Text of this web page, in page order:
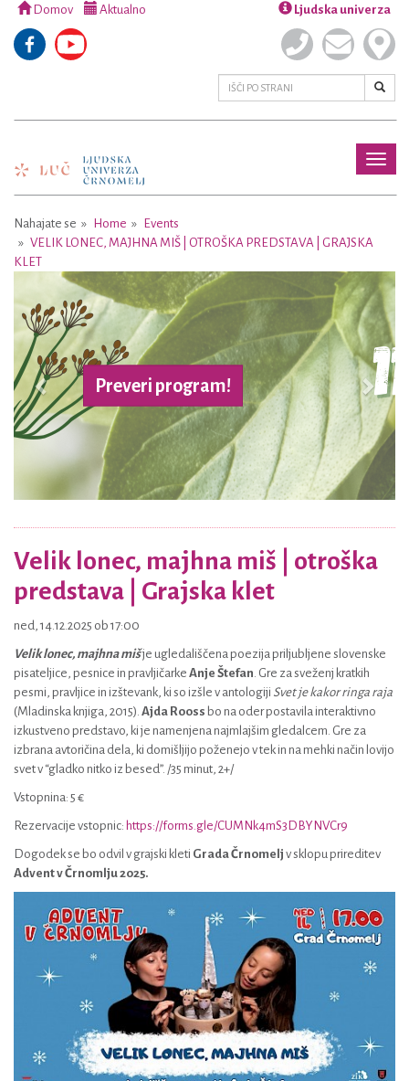
Domov Aktualno Ljudska univerza
Nahajate se Home
Events
VELIK LONEC, MAJHNA MIŠ | OTROŠKA PREDSTAVA | GRAJSKA
KLET
Preveri program!
Previous Next
Velik lonec, majhna miš | otroška
predstava | Grajska klet
ned, 14.12.2025 ob 17:00
Velik lonec, majhna mišje ugledališčena poezija priljubljene slovenske
pisateljice, pesnice in pravljičarke Anje Štefan. Gre za sveženj kratkih
pesmi, pravljice in izštevank, ki so izšle v antologiji Svet je kakor ringa raja
(Mladinska knjiga, 2015). Ajda Rooss bo na oder postavila interaktivno
izkustveno predstavo, ki je namenjena najmlajšim gledalcem. Gre za
izbrana avtoričina dela, ki domišljijo poženejo v tek in na mehki način lovijo
svet v “gladko nitko iz besed”. /35 minut, 2+/
Vstopnina: 5 €
Rezervacije vstopnic: https://forms.gle/CUMNk4mS3DBYNVCr9
Dogodek se bo odvil v grajski kleti Grada Črnomelj v sklopu prireditev
Advent v Črnomlju 2025.